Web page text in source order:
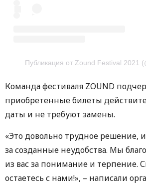
Публикация от Zound Festival 2021
Команда фестиваля ZOUND
приобретенные билеты
даты и не требуют замены.
«Это довольно трудное решение,
за созданные неудобства. Мы
из вас за понимание и терпение.
остаетесь с нами!», – написали